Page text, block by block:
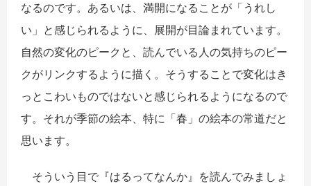
なるのです。あるいは、満開になることが「うれし
い」と感じられるように、展開が目論まれています。
自然の変化のピークと、読んでいる人の気持ちのピー
クがリンクするように描く。そうすることで変化はき
っとこわいものではないと感じられるようになるので
す。それが季節の絵本、特に「春」の絵本の常道だと
思います。
そういう目で『はるってなんか』を読んでみましょ